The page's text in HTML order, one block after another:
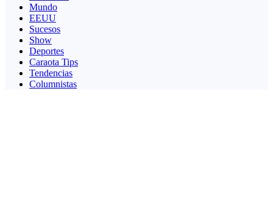
Mundo
EEUU
Sucesos
Show
Deportes
Caraota Tips
Tendencias
Columnistas